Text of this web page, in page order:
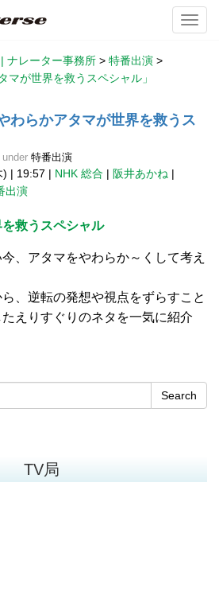
ナレーター事務所 > 特番出演 >
マが世界を救うスペシャル」
わらかアタマが世界を救うス
under 特番出演
) | 19:57 | NHK 総合 | 阪井あかね |
出演
救うスペシャル
、アタマをやわらか～くして考え
、逆転の発想や視点をずらすこと
えりすぐりのネタを一気に紹介
Search
TV局